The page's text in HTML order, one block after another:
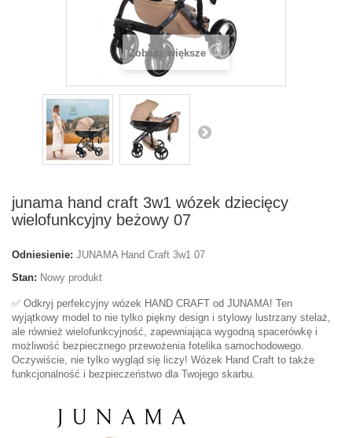
Zobacz większe
junama hand craft 3w1 wózek dziecięcy
wielofunkcyjny beżowy 07
Odniesienie: JUNAMA Hand Craft 3w1 07
Stan: Nowy produkt
✅ Odkryj perfekcyjny wózek HAND CRAFT od JUNAMA! Ten
wyjątkowy model to nie tylko piękny design i stylowy lustrzany stelaż,
ale również wielofunkcyjność, zapewniająca wygodną spacerówkę i
możliwość bezpiecznego przewożenia fotelika samochodowego.
Oczywiście, nie tylko wygląd się liczy! Wózek Hand Craft to także
funkcjonalność i bezpieczeństwo dla Twojego skarbu.